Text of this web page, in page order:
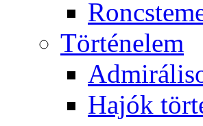
Történelem
Hajók